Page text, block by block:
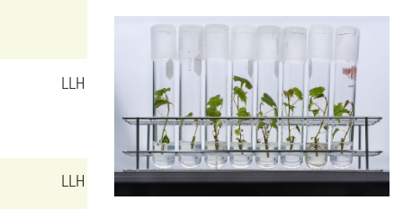
LLH Foliengewächshaus
LLH Foliengewächshaus